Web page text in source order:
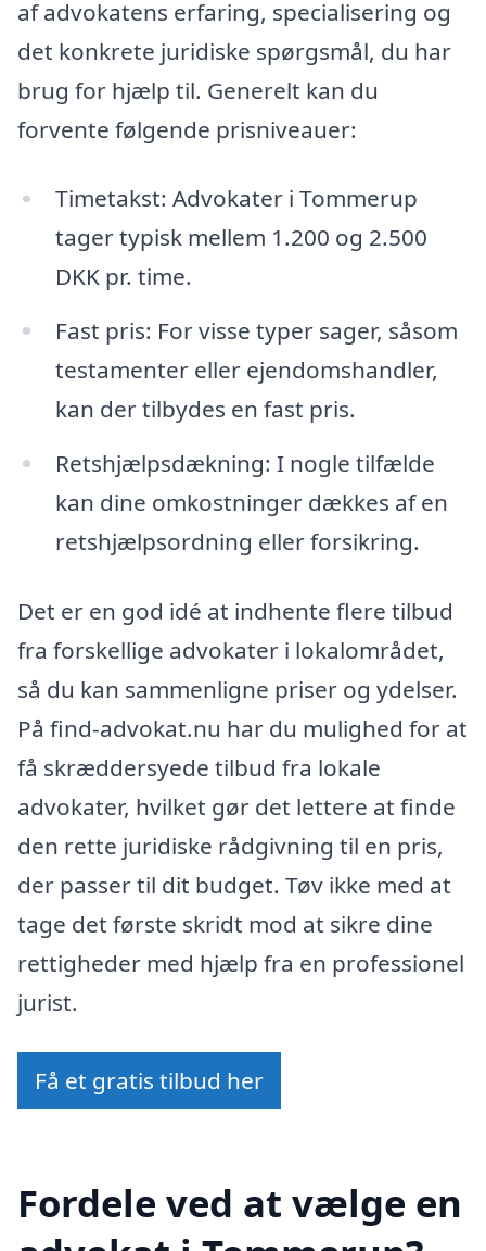
af advokatens erfaring, specialisering og
det konkrete juridiske spørgsmål, du har
brug for hjælp til. Generelt kan du
forvente følgende prisniveauer:
Timetakst: Advokater i Tommerup
tager typisk mellem 1.200 og 2.500
DKK pr. time.
Fast pris: For visse typer sager, såsom
testamenter eller ejendomshandler,
kan der tilbydes en fast pris.
Retshjælpsdækning: I nogle tilfælde
kan dine omkostninger dækkes af en
retshjælpsordning eller forsikring.
Det er en god idé at indhente flere tilbud
fra forskellige advokater i lokalområdet,
så du kan sammenligne priser og ydelser.
På find-advokat.nu har du mulighed for at
få skræddersyede tilbud fra lokale
advokater, hvilket gør det lettere at finde
den rette juridiske rådgivning til en pris,
der passer til dit budget. Tøv ikke med at
tage det første skridt mod at sikre dine
rettigheder med hjælp fra en professionel
jurist.
Få et gratis tilbud her
Fordele ved at vælge en